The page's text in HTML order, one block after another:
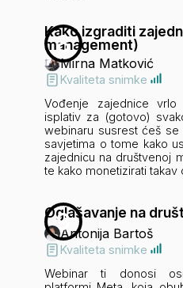
8
Kako izgraditi
management)
Mirna Matković
Kvaliteta snimke
Vođenje zajednice
isplativ za (gotovo)
webinaru susrest ćeš
savjetima o tome kako
zajednicu na društvenoj
te kako monetizirati takav
9
Oglašavanje na
Antonija Bartoš
Kvaliteta snimke
Webinar ti donosi